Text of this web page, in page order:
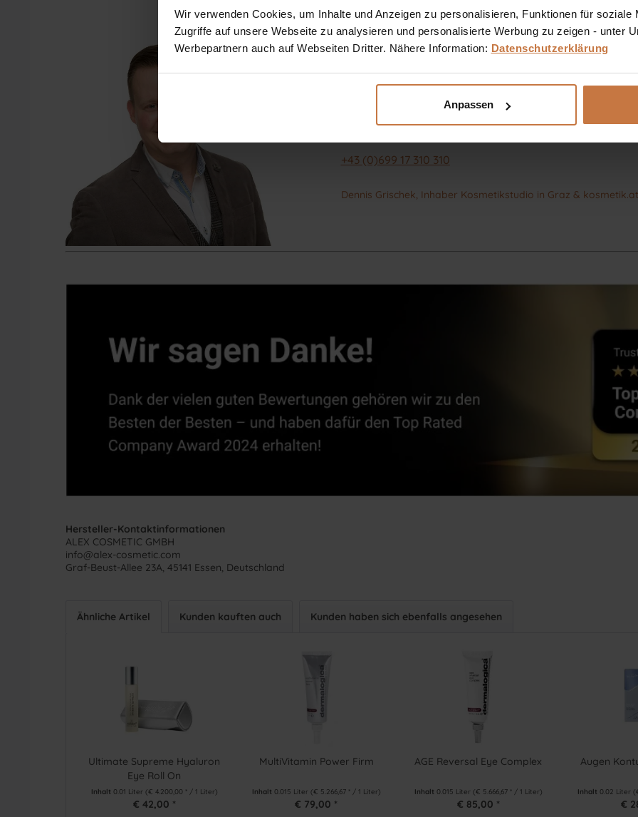
Wir verwenden Cookies, um Inhalte und Anzeigen zu personalisieren, Funktionen für soziale
Zugriffe auf unsere Webseite zu analysieren und personalisierte Werbung zu zeigen - unter
Werbepartnern auch auf Webseiten Dritter. Nähere Information: Datenschutzerklärung
Anpassen
Sie haben eine Frage? Sie wünschen sich eine
kosmetische Produkt richtig anwendet?
Ich stehe Ihnen gerne persönlich zur Verfügung:
+43 (0)699 17 310 310
Dennis Grischek, Inhaber Kosmetikstudio in Graz & kosmetik.at
Hersteller-Kontaktinformationen
ALEX COSMETIC GMBH
info@alex-cosmetic.com
Graf-Beust-Allee 23A, 45141 Essen, Deutschland
Ähnliche Artikel Kunden kauften auch Kunden haben sich ebenfalls angesehen
Ultimate Supreme Hyaluron
Eye Roll On
Inhalt 0.01 Liter (€ 4.200,00 * / 1 Liter)
€ 42,00 *
MultiVitamin Power Firm
Inhalt 0.015 Liter (€ 5.266,67 * / 1 Liter)
€ 79,00 *
AGE Reversal Eye Complex
Inhalt 0.015 Liter (€ 5.666,67 * / 1 Liter)
€ 85,00 *
Augen
Inhalt 0.02 Liter
€